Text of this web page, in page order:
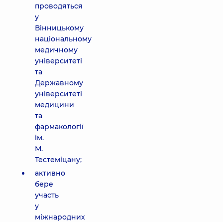
проводяться
у
Вінницькому
національному
медичному
університеті
та
Державному
університеті
медицини
та
фармакології
ім.
М.
Тестеміцану;
активно
бере
участь
у
міжнародних